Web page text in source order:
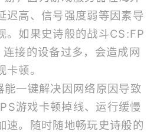
迟高、信号强度弱等因素导
。如果史诗般的战斗CS:FP
接的设备过多，会造成网
顿。
能一键解决因网络原因导致
游戏卡顿掉线、运行缓慢
速。随时随地畅玩史诗般的